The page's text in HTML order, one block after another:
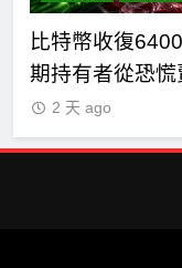
比特幣收復
期持有者從恐慌
2 天 ago